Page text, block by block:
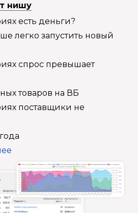
нишу
есть деньги?
легко запустить новый
спрос превышает
товаров на ВБ
поставщики не